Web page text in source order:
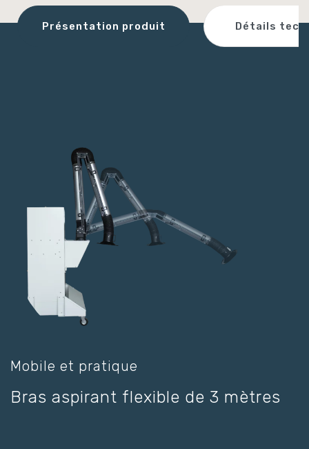
Présentation produit Détails
Mobile et pratique
Bras aspirant flexible de 3 mètres